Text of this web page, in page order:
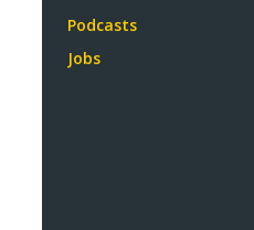
Podcasts
Jobs